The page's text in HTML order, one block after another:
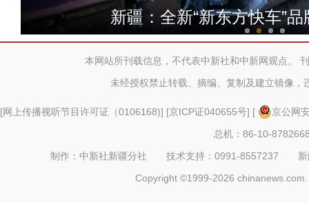
清明节前夕：新疆军区某部在康
新疆：全新“新东方快车”
本网站所刊载信息，不代表中新社和中新网观点。
未经授权禁止转载、摘编、复制及建立镜像，
[网上传播视听节目许可证（0106168)] [京ICP证040655号] [
京公网
总机：86-10-
制作：中新社新疆分社 技术支持：0991-8557237
Copyright ©1999-2026